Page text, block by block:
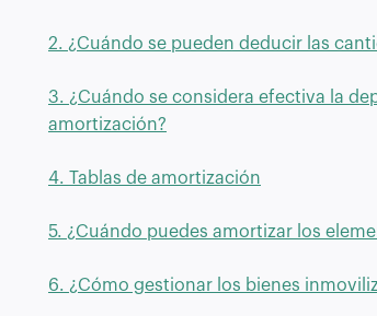
2. ¿Cuándo se pueden deducir las
3. ¿Cuándo se considera efectiva la
amortización?
4. Tablas de amortización
5. ¿Cuándo puedes amortizar los
6. ¿Cómo gestionar los bienes